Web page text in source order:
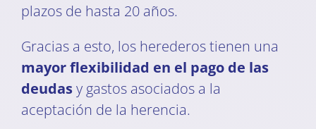
plazos de hasta 20 años.
Gracias a esto, los herederos tienen una
mayor flexibilidad en el pago de las
deudasy gastos asociados a la
aceptación de la herencia.